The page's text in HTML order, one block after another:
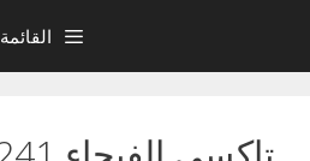
المحتوى
القائمة